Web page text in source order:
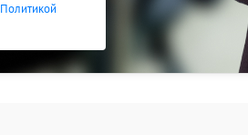
Политикой